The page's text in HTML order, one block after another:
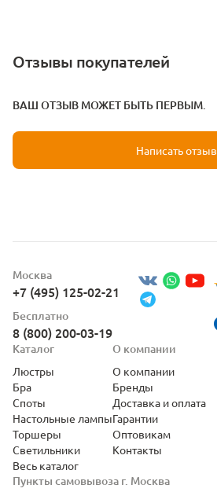
Отзывы покупателей
ВАШ ОТЗЫВ МОЖЕТ БЫТЬ ПЕРВЫМ.
Написать отзыв
Москва
+7 (495) 125-02-21
Бесплатно
8 (800) 200-03-19
Пункты самовывоза г. Москва
Каталог
Люстры
Бра
Споты
Настольные лампы
Торшеры
Светильники
Весь каталог
О компании
О компании
Бренды
Доставка и оплата
Гарантии
Оптовикам
Контакты